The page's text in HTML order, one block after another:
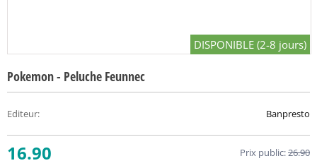
DISPONIBLE (2-8 jours)
Pokemon - Peluche Feunnec
Editeur: Banpresto
16.90 Prix public:26.90